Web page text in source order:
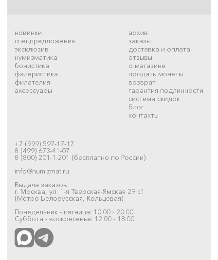
новинки
спецпредложения
эксклюзив
нумизматика
бонистика
фалеристика
филателия
аксессуары
архив
заказы
доставка и оплата
отзывы
о магазине
продать монеты
возврат
гарантия подлинности
система скидок
блог
контакты
+7 (999) 597-17-17
8 (499) 673-41-07
8 (800) 201-1-201 (бесплатно по России)
info@numizmat.ru
Выдача заказов:
г. Москва, ул. 1-я Тверская-Ямская 29 с1
(Метро Белорусская, Кольцевая)
Понедельник - пятница: 10:00 - 20:00
Суббота - воскресенье: 12:00 - 18:00